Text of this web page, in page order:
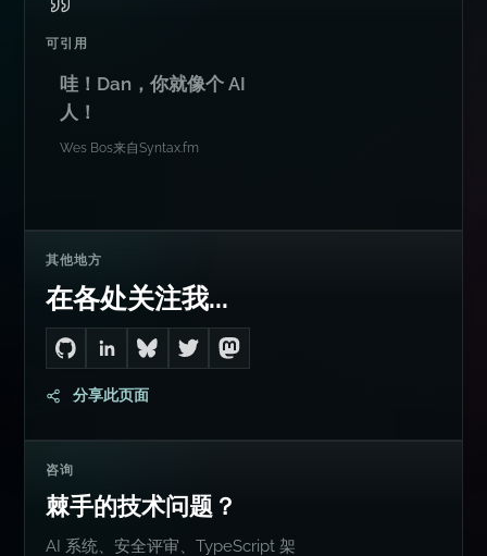
可引用
哇！Dan，你就像个 AI
人！
Wes Bos来自Syntax.fm
其他地方
在各处关注我...
Go to Dan's GitHub
Connect with me on LinkedIn
Follow me on Bluesky
Follow me on Twitter
Follow me on Mastodon
分享此页面
咨询
棘手的技术问题？
AI 系统、安全评审、TypeScript 架